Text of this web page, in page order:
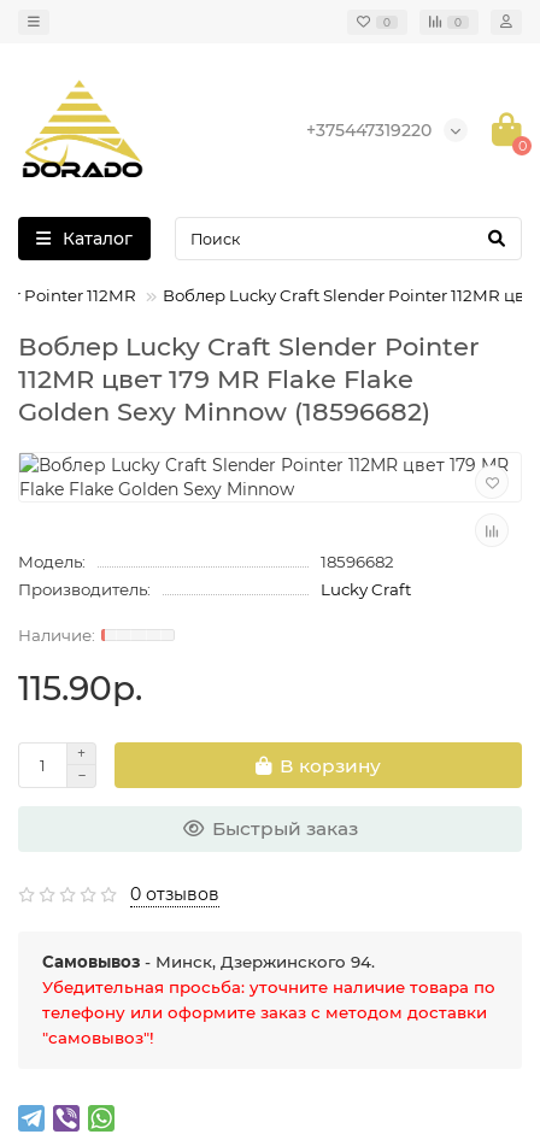
0 0
+375447319220
0
Каталог
Pointer 112MR Воблер Lucky Craft Slender Pointer 112MR
Воблер Lucky Craft Slender Pointer
112MR цвет 179 MR Flake Flake
Golden Sexy Minnow (18596682)
Модель:
18596682
Производитель:
Lucky Craft
115.90р.
В корзину
Быстрый заказ
0 отзывов
Самовывоз - Минск, Дзержинского 94.
Убедительная просьба: уточните наличие товара по
телефону или оформите заказ с методом доставки
"самовывоз"!